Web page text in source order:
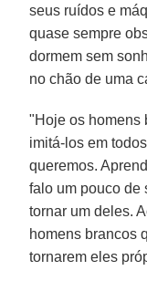
seus ruídos e
quase sempre
dormem sem
no chão de uma
"Hoje os homens
imitá-los em
queremos.
falo um pouco de
tornar um deles.
homens brancos
tornarem eles